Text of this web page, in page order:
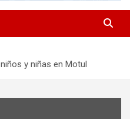
y niñas en Motul